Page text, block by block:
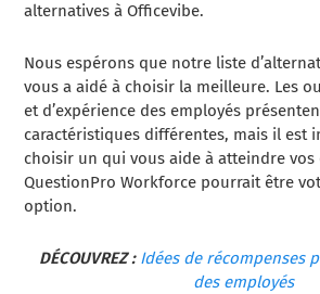
alternatives à Officevibe.
Nous espérons que notre liste
vous a aidé à choisir la meilleure. Les
et d’expérience des employés
caractéristiques différentes, mais il est
choisir un qui vous aide à atteindre vos
QuestionPro Workforce pourrait être
option.
DÉCOUVREZ : Idées de récompenses
des employés